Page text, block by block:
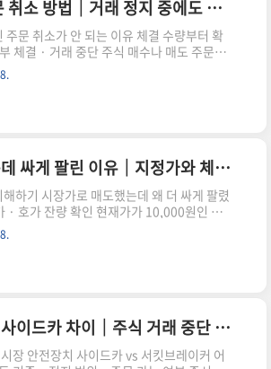
램에서 영향력을 확대하는 단계이며, AI용
기술 차이를 함께 살펴봐야 합니다. 한눈
주식 미체결 주문 취소 방법｜거래 정지 중에도 가능할까?
주문 취소가 안 되는 이유 체결 수량부터 확
체결 · 거래 중단 주식 매수나 매도 주문을
거나 일부 수량이 계좌에 남는 경우가 있습
주문한 전체 수량이 아니라 아직 거래되지
용됩니다. 취소 버튼을 눌렀더라도 취소 요
전에 상대 주문과 체결되면 되돌릴 수 없습
주문 취소가 가능하지만, 서킷브레이커 3시장가 매도했는데 싸게 팔린 이유｜지정가와 체결가격 차이
하기 시장가로 매도했는데 왜 더 싸게 팔렸
· 호가 잔량 확인 현재가가 10,000원인 주
데 체결내역에는 9,800원이나 그보다 낮은
다. 주문 오류가 아니라 시장가 매도 체결
상적인 결과일 수 있습니다. 시장가 매도는
지정해 파는 주문이 아닙니다. 주문이 시장
누어 체결되면서 평균 매도가격이 예상보다서킷브레이커와 사이드카 차이｜주식 거래 중단 범위 비교
장 안전장치 사이드카 vs 서킷브레이커 어